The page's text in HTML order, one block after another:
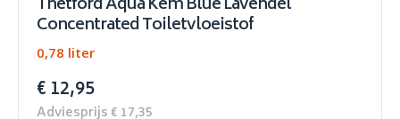
Concentrated Toiletvloeistof
0,78 liter
€ 12,95
Adviesprijs € 17,35